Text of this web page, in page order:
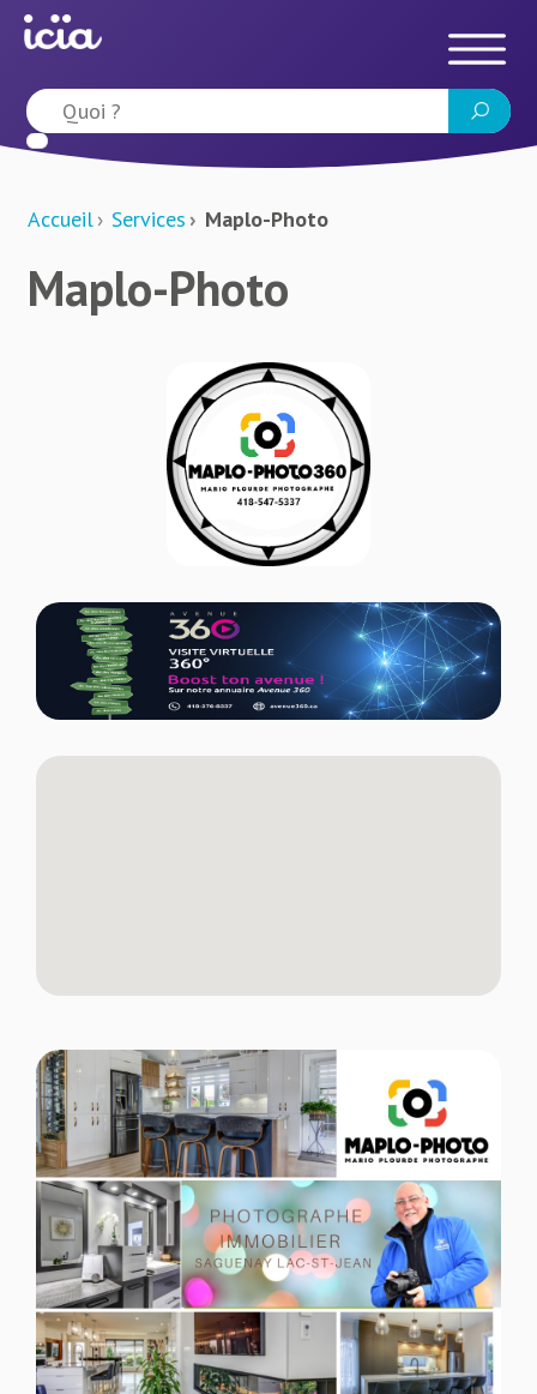
Accueil Services Maplo-Photo
Maplo-Photo